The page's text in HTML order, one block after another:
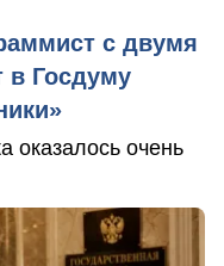
с двумя
в Госдуму
оказалось очень